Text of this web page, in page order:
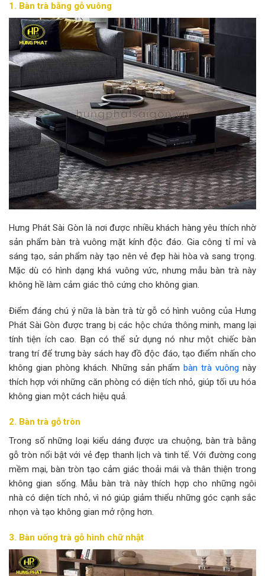
1. Bàn trà bằng gỗvuông
Hưng Phát Sài Gòn là nơi được nhiều khách hàng yêu thích nhờ
sản phẩm bàn trà vuông mặt kính độc đáo. Gia công tỉ mỉ và
sáng tạo, sản phẩm này tạo nên vẻ đẹp hài hòa và sang trọng.
Mặc dù có hình dạng khá vuông vức, nhưng mẫu bàn trà này
không hề làm cảm giác thô cứng cho không gian.
Điểm đáng chú ý nữa là bàn trà từ gỗ có hình vuông của Hưng
Phát Sài Gòn được trang bị các hộc chứa thông minh, mang lại
tính tiện ích cao. Bạn có thể sử dụng nó như một chiếc bàn
trang trí để trưng bày sách hay đồ độc đáo, tạo điểm nhấn cho
không gian phòng khách. Những sản phẩmbàn trà vuông này
thích hợp với những căn phòng có diện tích nhỏ, giúp tối ưu hóa
không gian một cách hiệu quả.
2. Bàn trà gỗ tròn
Trong số những loại kiểu dáng được ưa chuộng, bàn trà bằng
gỗ tròn nổi bật với vẻ đẹp thanh lịch và tinh tế. Với đường cong
mềm mại, bàn tròn tạo cảm giác thoải mái và thân thiện trong
không gian sống. Mẫu bàn trà này thích hợp cho những ngôi
nhà có diện tích nhỏ, vì nó giúp giảm thiểu những góc cạnh sắc
nhọn và tạo không gian mở rộng hơn.
3. Bàn uống trà gỗ hình chữ nhật